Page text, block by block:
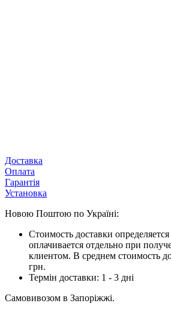
Доставка
Оплата
Гарантія
Установка
Новою Поштою по Україні:
Стоимость доставки
оплачивается отдельно при
клиентом. В среднем стоимость
грн.
Термін доставки: 1 - 3 дні
Самовивозом в Запоріжжі.